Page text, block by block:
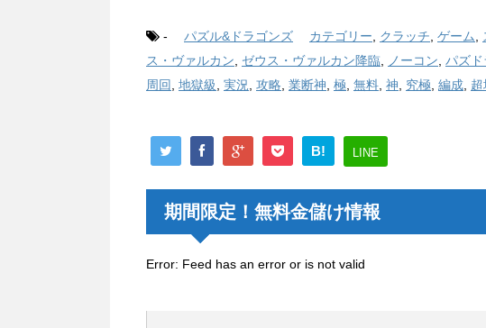
- パズル&ドラゴンズ カテゴリー クラッチ ゲーム
ス・ヴァルカン
ゼウス・ヴァルカン降臨 ノーコン パズド
周回
地獄級 実況 攻略 業断神 極 無料 神 究極 編成 超
B! LINE
期間限定！無料金儲け情報
Error: Feed has an error or is not valid